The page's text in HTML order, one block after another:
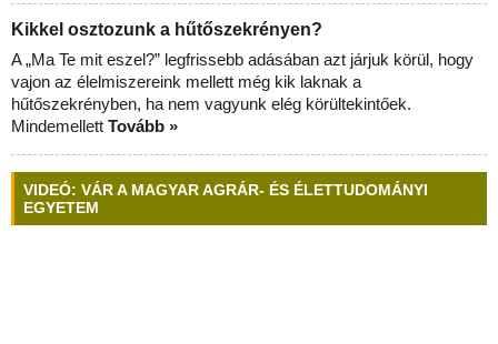
Kikkel osztozunk a hűtőszekrényen?
A „Ma Te mit eszel?” legfrissebb adásában azt járjuk körül, hogy
vajon az élelmiszereink mellett még kik laknak a
hűtőszekrényben, ha nem vagyunk elég körültekintőek.
Mindemellett Tovább »
VIDEÓ: VÁR A MAGYAR AGRÁR- ÉS ÉLETTUDOMÁNYI
EGYETEM